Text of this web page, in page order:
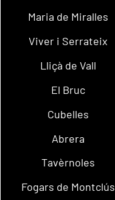
Maria de Miralles
Viver i Serrateix
Lliçà de Vall
El Bruc
Cubelles
Abrera
Tavèrnoles
Fogars de Montclús